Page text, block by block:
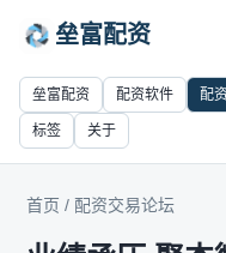
垒富配资
垒富配资 配资软件 配
标签 关于
首页 / 配资交易论坛